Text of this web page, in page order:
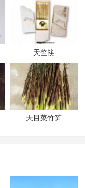
天竺筷
天目菜竹笋